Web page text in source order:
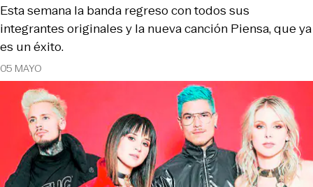
05 MAYO
Esta semana la banda regreso con todos sus
integrantes originales y la nueva canción Piensa, que ya
es un éxito.